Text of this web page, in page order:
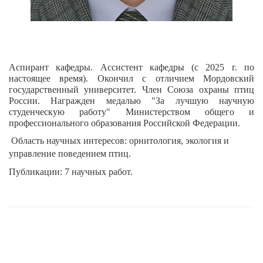
Аспирант кафедры. Ассистент кафедры (с 2025 г. по
настоящее время). Окончил с отличием Мордовский
государственный университет. Член Союза охраны птиц
России. Награжден медалью "За лучшую научную
студенческую работу" Министерством общего и
профессионального образования Российской Федерации.
Область научных интересов: орнитология, экология и
управление поведением птиц.
Публикации: 7 научных работ.